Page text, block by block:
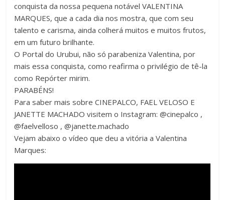
conquista da nossa pequena notável VALENTINA
MARQUES, que a cada dia nos mostra, que com seu
talento e carisma, ainda colherá muitos e muitos frutos,
em um futuro brilhante.
O Portal do Urubui, não só parabeniza Valentina, por
mais essa conquista, como reafirma o privilégio de tê-la
como Repórter mirim.
PARABÉNS!
Para saber mais sobre CINEPALCO, FAEL VELOSO E
JANETTE MACHADO visitem o Instagram: @cinepalco ,
@faelvelloso , @janette.machado
Vejam abaixo o vídeo que deu a vitória a Valentina
Marques: